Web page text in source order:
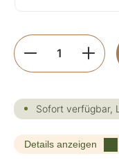
Produkt
Sofort verfügbar,
Details anzeigen